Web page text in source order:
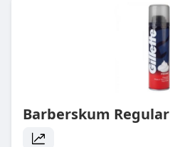
Barberskum Regular